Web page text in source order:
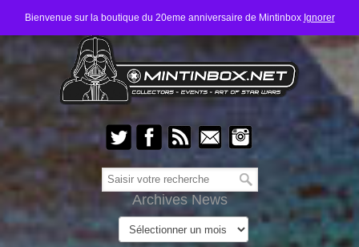
Bienvenue sur la boutique du 20eme anniversaire de Mintinbox Ignorer
Archives News